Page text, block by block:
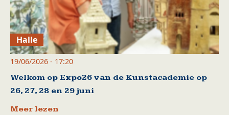
Halle
19/06/2026 - 17:20
Welkom op Expo26 van de Kunstacademie op
26, 27, 28 en 29 juni
Meer lezen